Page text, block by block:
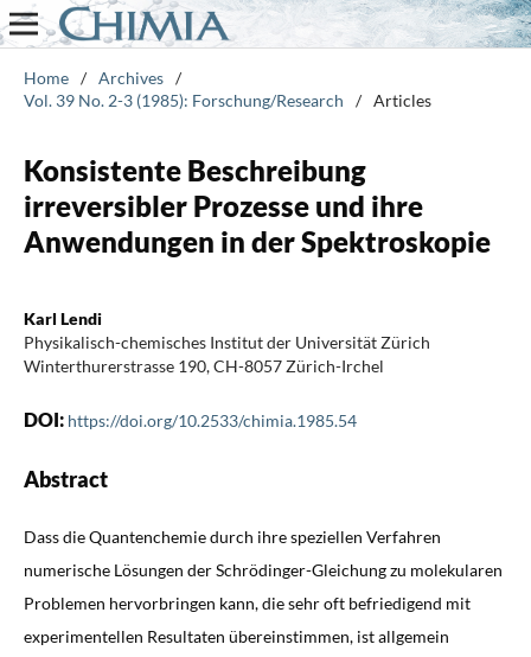
Home / Archives /
Vol. 39 No. 2-3 (1985): Forschung/Research
/ Articles
Konsistente Beschreibung
irreversibler Prozesse und ihre
Anwendungen in der Spektroskopie
Karl Lendi
Physikalisch-chemisches Institut der Universität Zürich
Winterthurerstrasse 190, CH-8057 Zürich-Irchel
DOI: https://doi.org/10.2533/chimia.1985.54
Abstract
Dass die Quantenchemie durch ihre speziellen Verfahren
numerische Lösungen der Schrödinger-Gleichung zu molekularen
Problemen hervorbringen kann, die sehr oft befriedigend mit
experimentellen Resultaten übereinstimmen, ist allgemein